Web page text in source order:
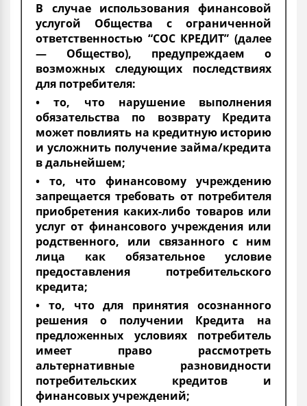
В случае использования финансовой
услугой Общества с ограниченной
ответственностью “СОС КРЕДИТ” (далее
— Общество), предупреждаем о
возможных следующих последствиях
для потребителя:
• то, что нарушение выполнения
обязательства по возврату Кредита
может повлиять на кредитную историю
и усложнить получение займа/кредита
в дальнейшем;
• то, что финансовому учреждению
запрещается требовать от потребителя
приобретения каких-либо товаров или
услуг от финансового учреждения или
родственного, или связанного с ним
лица как обязательное условие
предоставления потребительского
кредита;
• то, что для принятия осознанного
решения о получении Кредита на
предложенных условиях потребитель
имеет право рассмотреть
альтернативные разновидности
потребительских кредитов и
финансовых учреждений;